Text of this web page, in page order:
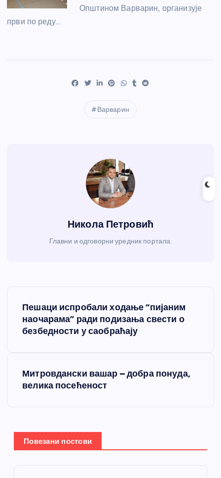
Општином Варварин, организује
први по реду…
Варварин
Никола Петровић
Главни и одговорни уредник портала.
Пешаци испробали ходање “пијаним
наочарама” ради подизања свести о
безбедности у саобраћају
Митровдански вашар – добра понуда,
велика посећеност
Повезани постови